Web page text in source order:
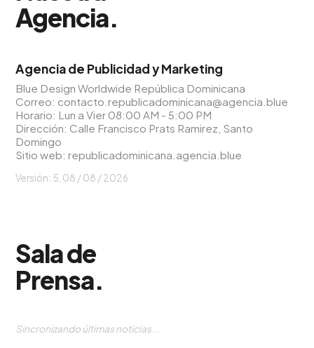
Agencia.
Agencia de Publicidad y Marketing
Blue Design Worldwide República Dominicana
Correo: contacto.republicadominicana@agencia.blue
Horario: Lun a Vier 08:00 AM - 5:00 PM
Dirección: Calle Francisco Prats Ramirez, Santo
Domingo
Sitio web:republicadominicana.agencia.blue
Versión: 5, 08 / 08 / 2026
Sala de
Prensa.
Sincronizando últimas noticias...